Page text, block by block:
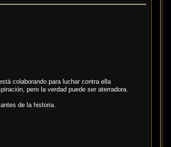
colaborando para luchar contra ella
pero la verdad puede ser aterradora.
de la historia.